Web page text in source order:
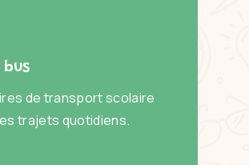
bus
de transport scolaire
trajets quotidiens.